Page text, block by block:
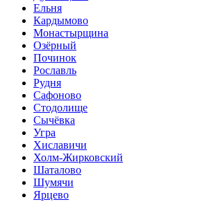
Ельня
Кардымово
Монастырщина
Озёрный
Починок
Рославль
Рудня
Сафоново
Стодолище
Сычёвка
Угра
Хиславичи
Холм-Жирковский
Шаталово
Шумячи
Ярцево